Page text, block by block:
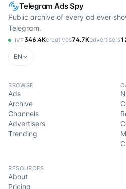
Telegram Ads Spy
Public archive of every ad ever
Telegram.
LIVE 346.4Kcreatives74.7Kadvertisers
EN
BROWSE
Ads
Archive
Channels
Advertisers
Trending
RESOURCES
About
Pricing